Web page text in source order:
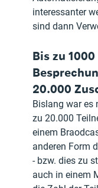
interessanter
sind dann
Bis zu 1000
20.000
Bislang war es
zu 20.000
einem
anderen Form
- bzw. dies zu
auch in einem